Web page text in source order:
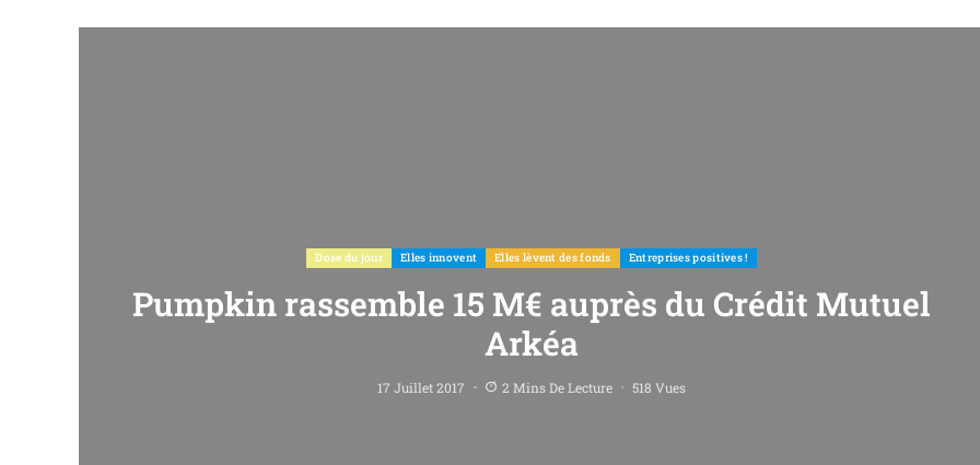
Dose du jour Elles innovent Elles lèvent des fonds Entreprises positives !
Pumpkin rassemble 15 M€ auprès du Crédit Mutuel
Arkéa
17 Juillet 2017 2 Mins De Lecture 518 Vues